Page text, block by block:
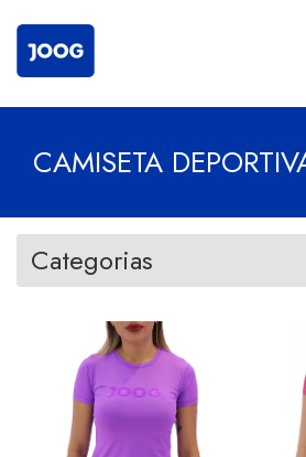
CAMISETA
Categorias
VER MÁS